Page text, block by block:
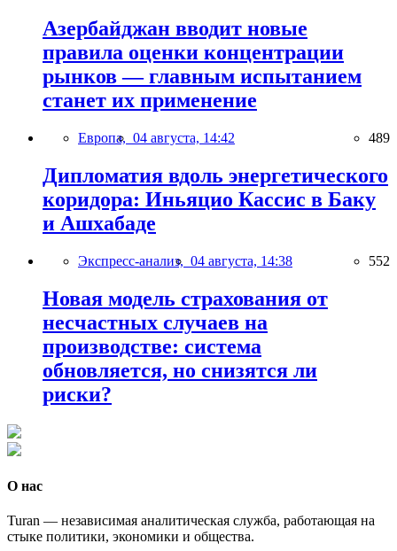
Азербайджан вводит новые
правила оценки концентрации
рынков — главным испытанием
станет их применение
Европа, 04 августа, 14:42 489
Дипломатия вдоль энергетического
коридора: Иньяцио Кассис в Баку
и Ашхабаде
Экспресс-анализ, 04 августа, 14:38 552
Новая модель страхования от
несчастных случаев на
производстве: система
обновляется, но снизятся ли
риски?
О нас
Turan — независимая аналитическая служба, работающая на
стыке политики, экономики и общества.